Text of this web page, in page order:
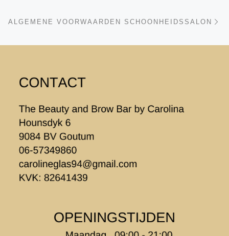
ALGEMENE VOORWAARDEN SCHOONHEIDSSALON